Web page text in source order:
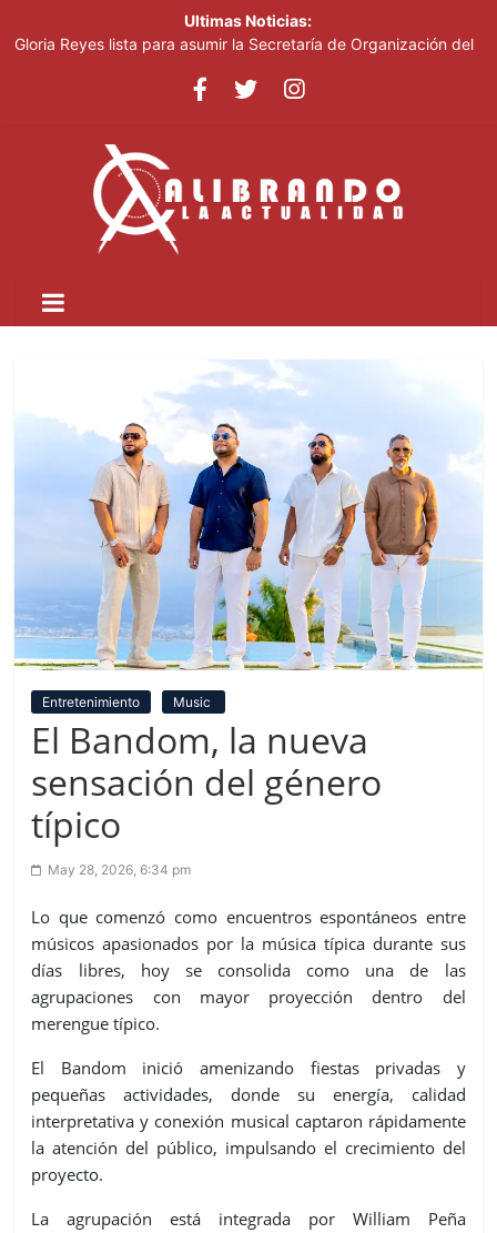
Ultimas Noticias:
Gloria Reyes lista para asumir la Secretaría de Organización del
Efemérides Patrias y el Instituto Duartiano en reunión solemne
Agente de la DIGESETT identifica a mujer reportada como
desaparecida tras encontrarla desorientada
Banreservas obtiene siete galardones en los Effie Awards
República Dominicana 2026
Entretenimiento Music
El Bandom, la nueva
sensación del género
típico
May 28, 2026, 6:34 pm
Lo que comenzó como encuentros espontáneos entre
músicos apasionados por la música típica durante sus
días libres, hoy se consolida como una de las
agrupaciones con mayor proyección dentro del
merengue típico.
El Bandom inició amenizando fiestas privadas y
pequeñas actividades, donde su energía, calidad
interpretativa y conexión musical captaron rápidamente
la atención del público, impulsando el crecimiento del
proyecto.
La agrupación está integrada por William Peña